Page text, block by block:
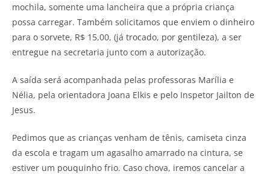
mochila, somente uma lancheira que a própria criança
possa carregar. Também solicitamos que enviem o dinheiro
para o sorvete, R$ 15,00, (já trocado, por gentileza), a ser
entregue na secretaria junto com a autorização.
A saída será acompanhada pelas professoras Marília e
Nélia, pela orientadora Joana Elkis e pelo Inspetor Jailton de
Jesus.
Pedimos que as crianças venham de tênis, camiseta cinza
da escola e tragam um agasalho amarrado na cintura, se
estiver um pouquinho frio. Caso chova, iremos cancelar a